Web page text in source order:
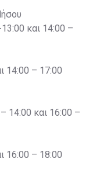
και 14:00 –
14:00 – 17:00
14:00 και 16:00 –
16:00 – 18:00